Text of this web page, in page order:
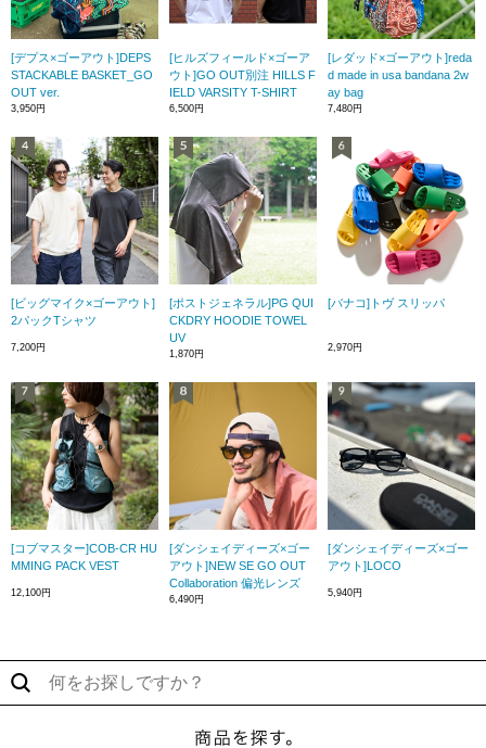
[デプス×ゴーアウト]DEPS
STACKABLE BASKET_GO
OUT ver.
3,950円
[ヒルズフィールド×ゴーア
ウト]GO OUT別注 HILLS F
IELD VARSITY T-SHIRT
6,500円
[レダッド×ゴーアウト]reda
d made in usa bandana 2w
ay bag
7,480円
[ビッグマイク×ゴーアウト]
2パックTシャツ
7,200円
[ポストジェネラル]PG QUI
CKDRY HOODIE TOWEL
UV
1,870円
[バナコ]トヴ スリッパ
2,970円
[コブマスター]COB-CR HU
MMING PACK VEST
12,100円
[ダンシェイディーズ×ゴー
アウト]NEW SE GO OUT
Collaboration 偏光レンズ
6,490円
[ダンシェイディーズ×ゴー
アウト]LOCO
5,940円